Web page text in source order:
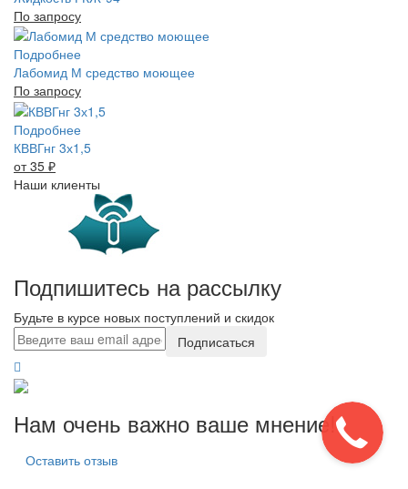
По запросу
Подробнее
Лабомид М средство моющее
По запросу
Подробнее
КВВГнг 3х1,5
от 35 ₽
Наши клиенты
Подпишитесь на рассылку
Будьте в курсе новых поступлений и скидок
Подписаться
Нам очень важно ваше мнение!
Оставить отзыв